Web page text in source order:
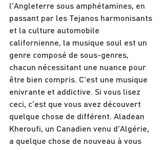
l'Angleterre sous amphétamines, en
passant par les Tejanos harmonisants
et la culture automobile
californienne, la musique soul est un
genre composé de sous-genres,
chacun nécessitant une nuance pour
être bien compris. C'est une musique
enivrante et addictive. Si vous lisez
ceci, c'est que vous avez découvert
quelque chose de différent. Aladean
Kheroufi, un Canadien venu d'Algérie,
a quelque chose de nouveau à vous